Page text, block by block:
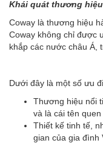
Khái quát thương
Coway là thương hiệu
Coway không chỉ được
khắp các nước châu Á,
Dưới đây là một số ưu
Thương hiệu nổi
và là cái tên
Thiết kế tinh tế,
gian của gia đình